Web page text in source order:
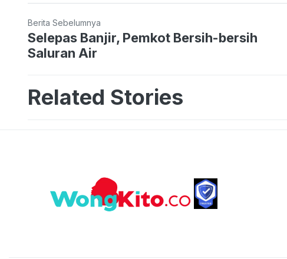
Berita Sebelumnya
Selepas Banjir, Pemkot Bersih-bersih
Saluran Air
Related Stories